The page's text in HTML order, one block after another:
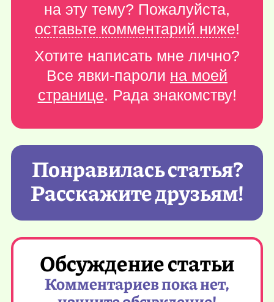
на эту тему? Пожалуйста,
оставьте комментарий ниже!
Хотите написать мне лично?
Все явки-пароли на моей
странице. Рада знакомству!
Понравилась статья?
Расскажите друзьям!
Обсуждение статьи
Комментариев пока нет,